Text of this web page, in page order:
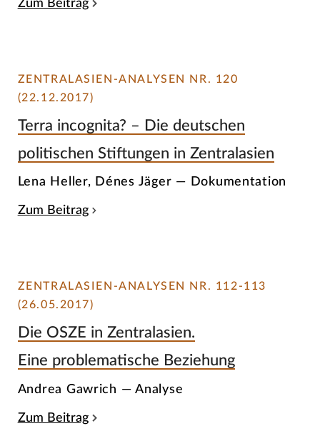
Zum Beitrag
ZENTRALASIEN-ANALYSEN NR. 120
(22.12.2017)
Terra incognita? – Die deutschen
politischen Stiftungen in Zentralasien
Lena Heller, Dénes Jäger — Dokumentation
Zum Beitrag
ZENTRALASIEN-ANALYSEN NR. 112-113
(26.05.2017)
Die OSZE in Zentralasien.
Eine problematische Beziehung
Andrea Gawrich — Analyse
Zum Beitrag